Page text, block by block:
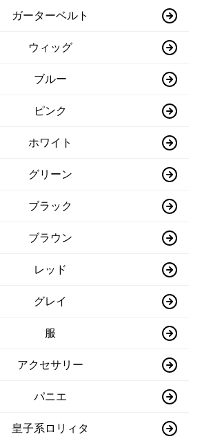
ガーターベルト
ウィッグ
ブルー
ピンク
ホワイト
グリーン
ブラック
ブラウン
レッド
グレイ
服
アクセサリー
パニエ
皇子系ロリィタ